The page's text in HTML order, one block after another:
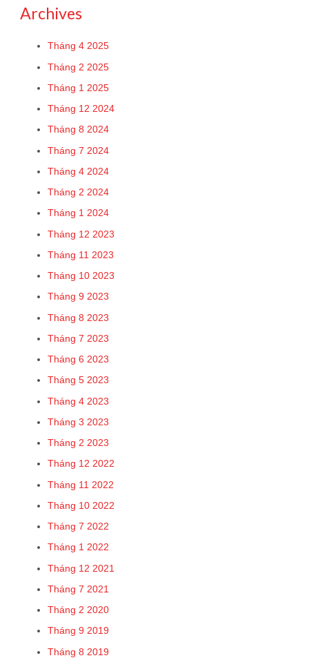
Archives
Tháng 4 2025
Tháng 2 2025
Tháng 1 2025
Tháng 12 2024
Tháng 8 2024
Tháng 7 2024
Tháng 4 2024
Tháng 2 2024
Tháng 1 2024
Tháng 12 2023
Tháng 11 2023
Tháng 10 2023
Tháng 9 2023
Tháng 8 2023
Tháng 7 2023
Tháng 6 2023
Tháng 5 2023
Tháng 4 2023
Tháng 3 2023
Tháng 2 2023
Tháng 12 2022
Tháng 11 2022
Tháng 10 2022
Tháng 7 2022
Tháng 1 2022
Tháng 12 2021
Tháng 7 2021
Tháng 2 2020
Tháng 9 2019
Tháng 8 2019